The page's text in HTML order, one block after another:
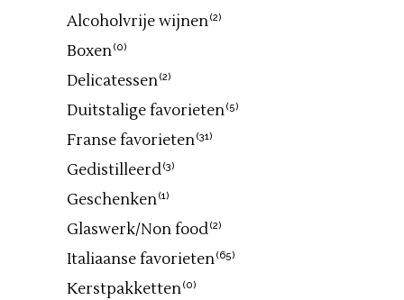
Alcoholvrije wijnen(2)
Boxen(0)
Delicatessen(2)
Duitstalige favorieten(5)
Franse favorieten(31)
Gedistilleerd(3)
Geschenken(1)
Glaswerk/Non food(2)
Italiaanse favorieten(65)
Kerstpakketten(0)